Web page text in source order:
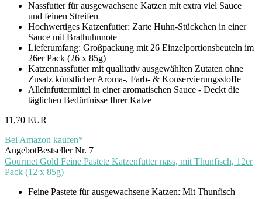
Nassfutter für ausgewachsene Katzen mit extra viel Sauce
und feinen Streifen
Hochwertiges Katzenfutter: Zarte Huhn-Stückchen in einer
Sauce mit Brathuhnnote
Lieferumfang: Großpackung mit 26 Einzelportionsbeuteln im
26er Pack (26 x 85g)
Katzennassfutter mit qualitativ ausgewählten Zutaten ohne
Zusatz künstlicher Aroma-, Farb- & Konservierungsstoffe
Alleinfuttermittel in einer aromatischen Sauce - Deckt die
täglichen Bedürfnisse Ihrer Katze
11,70 EUR
Bei Amazon kaufen*
AngebotBestseller Nr. 7
Gourmet Gold Feine Pastete Katzenfutter nass, mit Thunfisch, 12er
Pack (12 x 85g)
Feine Pastete für ausgewachsene Katzen: Mit Thunfisch